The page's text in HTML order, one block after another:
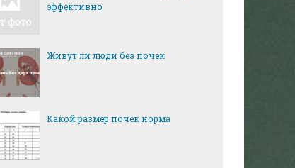
эффективно
Живут ли люди без почек
Какой размер почек норма